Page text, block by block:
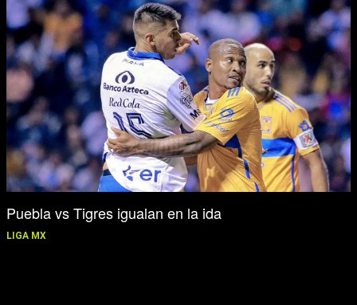
Puebla vs Tigres igualan en la ida
LIGA MX